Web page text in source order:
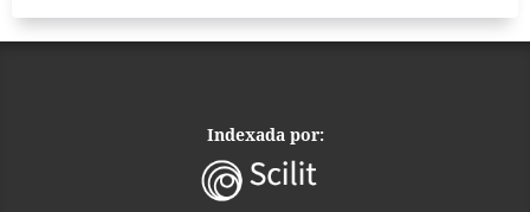
Indexada por: